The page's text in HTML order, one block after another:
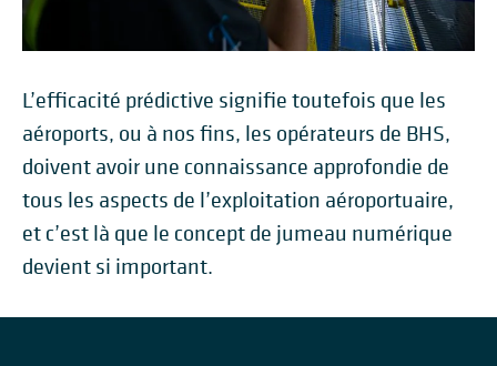
L’efficacité prédictive signifie toutefois que les
aéroports, ou à nos fins, les opérateurs de BHS,
doivent avoir une connaissance approfondie de
tous les aspects de l’exploitation aéroportuaire,
et c’est là que le concept de jumeau numérique
devient si important.